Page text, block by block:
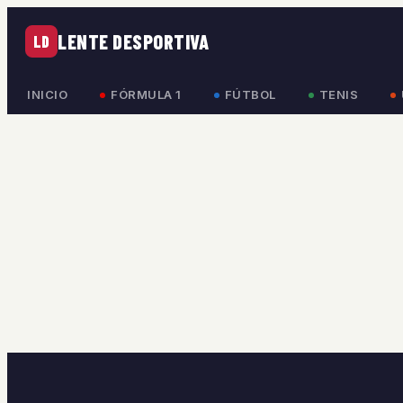
LD LENTE DESPORTIVA
INICIO FÓRMULA 1 FÚTBOL TENIS